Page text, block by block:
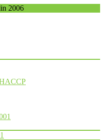
2006